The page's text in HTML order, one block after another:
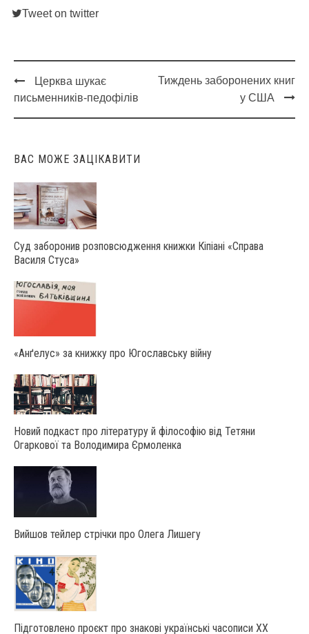
Tweet on twitter
Post
navigation
Церква шукає
письменників-педофілів
Тиждень заборонених книг
у США
ВАС МОЖЕ ЗАЦІКАВИТИ
Суд заборонив розповсюдження книжки Кіпіані «Справа
Василя Стуса»
«Анґелус» за книжку про Югославську війну
Новий подкаст про літературу й філософію від Тетяни
Огаркової та Володимира Єрмоленка
Вийшов тейлер стрічки про Олега Лишегу
Підготовлено проєкт про знакові українські часописи ХХ